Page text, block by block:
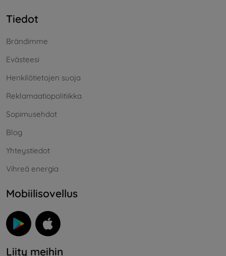
Tiedot
Brändimme
Evästeesi
Henkilötietojen suoja
Reklamaatiopolitiikka
Sopimusehdot
Blog
Yhteystiedot
Vihreä energia
Mobiilisovellus
Liity meihin